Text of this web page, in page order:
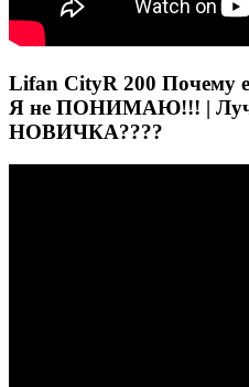
Lifan CityR 200 Почему
Я не ПОНИМАЮ!!! |
НОВИЧКА????